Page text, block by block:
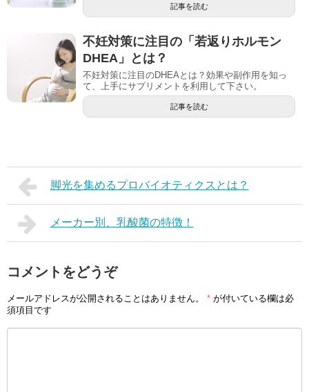
記事を読む
不妊対策に注目の「若返りホルモン
DHEA」とは？
不妊対策に注目のDHEAとは？効果や副作用を知っ
て、上手にサプリメントを利用して下さい。
記事を読む
脚光を集めるプロバイオティクスとは？
メーカー別、乳酸菌の特徴！
コメントをどうぞ
メールアドレスが公開されることはありません。 * が付いている欄は必
須項目です